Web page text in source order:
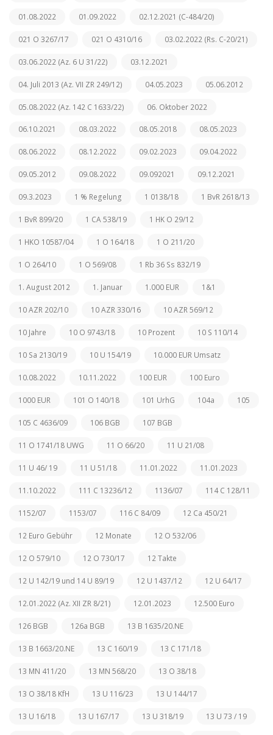
01.08.2022 01.09.2022 02.12.2021 (C-484/20)
021 O 3267/17 021 O 4310/16 03.02.2022 (Rs. C-20/21)
03.06.2022 (Az. 6 U 31/22) 03.12.2021
04. Juli 2013 (Az. VII ZR 249/12) 04.05.2023 05.06.2012
05.08.2022 (Az. 142 C 1633/22) 06. Oktober 2022
06.10.2021 08.03.2022 08.05.2018 08.05.2023
08.06.2022 08.12.2022 09.02.2023 09.04.2022
09.05.2012 09.08.2022 09.092021 09.12.2021
09.3.2023 1 % Regelung 1 0138/18 1 BvR 2618/13
1 BvR 899/20 1 CA 538/19 1 HK O 29/12
1 HKO 10587/04 1 O 164/18 1 O 211/20
1 O 264/10 1 O 569/08 1 Rb 36 Ss 832/19
1. August 2012 1. Januar 1.000 EUR 1&1
10 AZR 202/10 10 AZR 330/16 10 AZR 569/12
10 Jahre 10 O 9743/18 10 Prozent 10 S 110/14
10 Sa 2130/19 10 U 154/19 10.000 EUR Umsatz
10.08.2022 10.11.2022 100 EUR 100 Euro
1000 EUR 101 O 140/18 101 UrhG 104a 105
105 C 4636/09 106 BGB 107 BGB
11 O 1741/18 UWG 11 O 66/20 11 U 21/08
11 U 46/ 19 11 U 51/18 11.01.2022 11.01.2023
11.10.2022 111 C 13236/12 1136/07 114 C 128/11
1152/07 1153/07 116 C 84/09 12 Ca 450/21
12 Euro Gebühr 12 Monate 12 O 532/06
12 O 579/10 12 O 730/17 12 Takte
12 U 142/19 und 14 U 89/19 12 U 1437/12 12 U 64/17
12.01.2022 (Az. XII ZR 8/21) 12.01.2023 12.500 Euro
126 BGB 126a BGB 13 B 1635/20.NE
13 B 1663/20.NE 13 C 160/19 13 C 171/18
13 MN 411/20 13 MN 568/20 13 O 38/18
13 O 38/18 KfH 13 U 116/23 13 U 144/17
13 U 16/18 13 U 167/17 13 U 318/19 13 U 73 / 19